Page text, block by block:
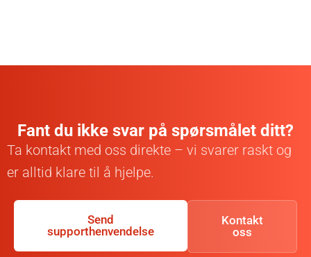
Fant du ikke svar på spørsmålet ditt?
Ta kontakt med oss direkte – vi svarer raskt og
er alltid klare til å hjelpe.
Send
supporthenvendelse
Kontakt
oss